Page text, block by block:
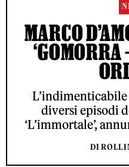
MARCO
‘GOMORRA
L’indimenticabile
diversi episodi
‘L’immortale’,
DI